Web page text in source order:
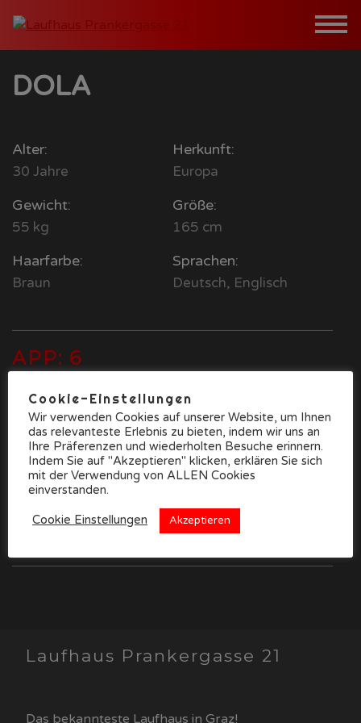
content
Girls
Kontakt
zu LG 126
Live Cams
DOLA
Alter:
30 Jahre
Herkunft:
Europa
Gewicht:
55 kg
Größe:
165 cm
Haarfarbe:
Braun
Sprachen:
Deutsch, Englisch
APP: 6
SERVICE AUF ANFRAGE!
KONTAKT
+43 681 816 459 37 Nachricht
Laufhaus Prankergasse 21
Das bekannteste Laufhaus in Graz!
Cookie-Einstellungen
Wir verwenden Cookies auf unserer Website, um Ihnen
das relevanteste Erlebnis zu bieten, indem wir uns an
Ihre Präferenzen und wiederholten Besuche erinnern.
Indem Sie auf "Akzeptieren" klicken, erklären Sie sich
mit der Verwendung von ALLEN Cookies
einverstanden.
Cookie Einstellungen Akzeptieren